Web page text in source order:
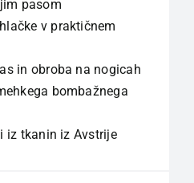
pasom
v praktičnem
in obroba na nogicah
bombažnega
iz tkanin iz Avstrije